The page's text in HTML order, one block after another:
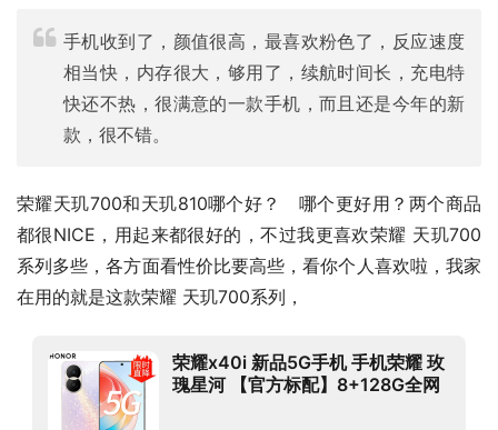
手机收到了，颜值很高，最喜欢粉色了，反应速度
相当快，内存很大，够用了，续航时间长，充电特
快还不热，很满意的一款手机，而且还是今年的新
款，很不错。
荣耀天玑700和天玑810哪个好？   哪个更好用？两个商品
都很NICE，用起来都很好的，不过我更喜欢荣耀 天玑700
系列多些，各方面看性价比要高些，看你个人喜欢啦，我家
在用的就是这款荣耀 天玑700系列，
荣耀x40i 新品5G手机 手机荣耀 玫
瑰星河 【官方标配】8+128G全网